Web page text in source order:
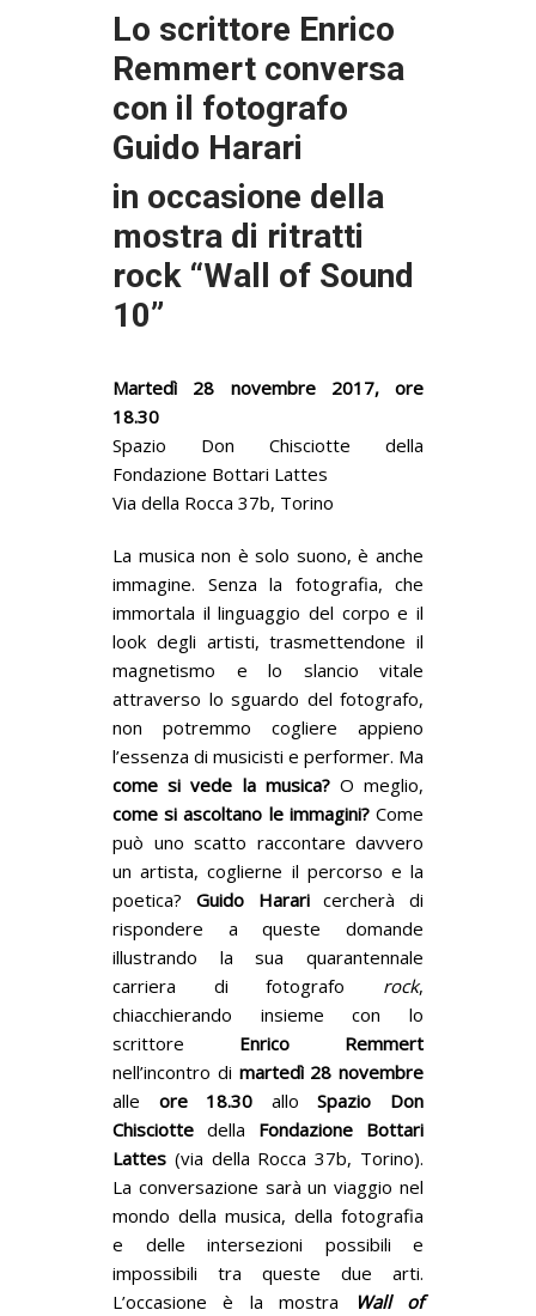
Lo scrittore Enrico
Remmert conversa
con il fotografo
Guido Harari
in occasione della
mostra di ritratti
rock “Wall of Sound
10”
Martedì 28 novembre 2017, ore
18.30
Spazio Don Chisciotte della
Fondazione Bottari Lattes
Via della Rocca 37b, Torino
La musica non è solo suono, è anche
immagine. Senza la fotografia, che
immortala il linguaggio del corpo e il
look degli artisti, trasmettendone il
magnetismo e lo slancio vitale
attraverso lo sguardo del fotografo,
non potremmo cogliere appieno
l’essenza di musicisti e performer. Ma
come si vede la musica?O meglio,
come si ascoltano le immagini?Come
può uno scatto raccontare davvero
un artista, coglierne il percorso e la
poetica? Guido Hararicercherà di
rispondere a queste domande
illustrando la sua quarantennale
carriera di fotografo rock,
chiacchierando insieme con lo
scrittore Enrico Remmert
nell’incontro di martedì 28 novembre
alle ore 18.30 alloSpazio Don
Chisciotte della Fondazione Bottari
Lattes (via della Rocca 37b, Torino).
La conversazione sarà un viaggio nel
mondo della musica, della fotografia
e delle intersezioni possibili e
impossibili tra queste due arti.
L’occasione è la mostra
Wall of